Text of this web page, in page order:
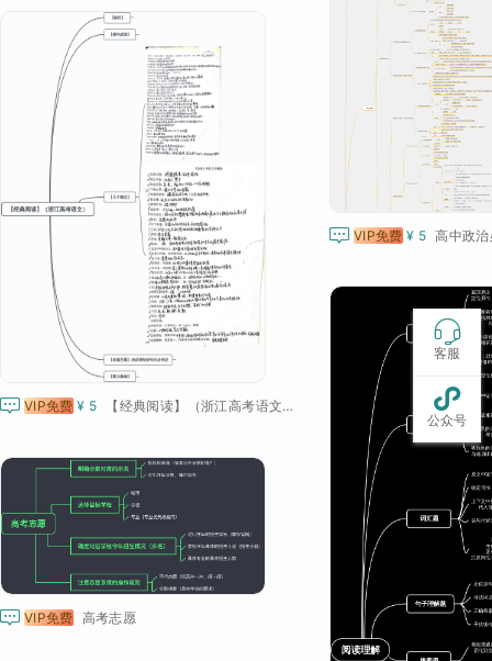
 VIP免费 ¥ 5 高中政
 VIP免费 ¥ 5 【经典阅读】（浙江高考语文）
 VIP免费 高考志愿

客服

公众号